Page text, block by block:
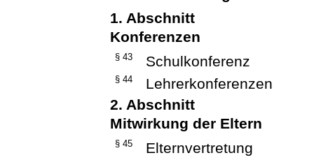
1. Abschnitt
Konferenzen
§ 43 Schulkonferenz
§ 44
Lehrerkonferenzen
2. Abschnitt
Mitwirkung der Eltern
§ 45 Elternvertretung